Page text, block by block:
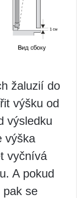
žaluzií do
výšku od
výsledku
výška
vyčnívá
A pokud
pak se